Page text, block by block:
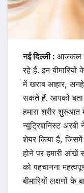
नई दिल्ली : आजकल
रहे हैं. इन
में खराब आहार,
सकते हैं. आपको बता
हमारा शरीर
न्यूट्रिशनिस्ट अरबी
शेयर किया है, जिसमें
होने पर हमारी आंखें
को पहचानना
बीमारियों लक्षणों के